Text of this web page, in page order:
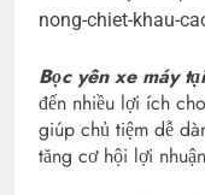
Bọc yên xe máy
đến nhiều lợi ích
giúp chủ tiệm dễ
tăng cơ hội lợi